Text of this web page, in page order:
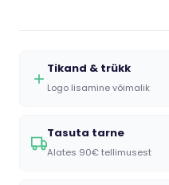
Tikand & trükk
Logo lisamine võimalik
Tasuta tarne
Alates 90€ tellimusest